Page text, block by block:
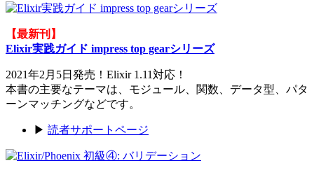
【最新刊】
Elixir実践ガイド impress top gearシリーズ
2021年2月5日発売！Elixir 1.11対応！
本書の主要なテーマは、モジュール、関数、データ型、パタ
ーンマッチングなどです。
▶ 読者サポートページ